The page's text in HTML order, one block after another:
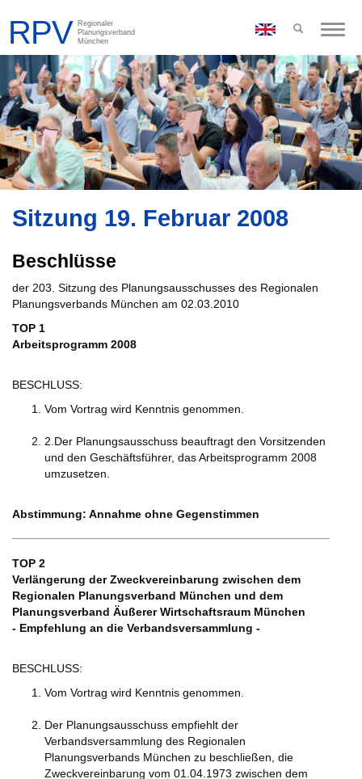
Toggle
Sitzung 19. Februar 2008
Beschlüsse
der 203. Sitzung des Planungsausschusses des Regionalen
Planungsverbands München am 02.03.2010
TOP 1
Arbeitsprogramm 2008
BESCHLUSS:
Vom Vortrag wird Kenntnis genommen.
2.Der Planungsausschuss beauftragt den Vorsitzenden
und den Geschäftsführer, das Arbeitsprogramm 2008
umzusetzen.
Abstimmung: Annahme ohne Gegenstimmen
TOP 2
Verlängerung der Zweckvereinbarung zwischen dem
Regionalen Planungsverband München und dem
Planungsverband Äußerer Wirtschaftsraum München
- Empfehlung an die Verbandsversammlung -
BESCHLUSS:
Vom Vortrag wird Kenntnis genommen.
Der Planungsausschuss empfiehlt der
Verbandsversammlung des Regionalen
Planungsverbands München zu beschließen, die
Zweckvereinbarung vom 01.04.1973 zwischen dem